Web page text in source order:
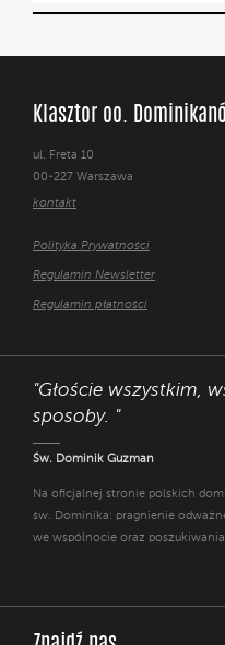
Klasztor oo.
ul. Freta 10
00-227 Warszawa
kontakt
Polityka Prywatności
Regulamin Newsletter
Regulamin płatności
"Głoście wszystkim,
sposoby. "
Św. Dominik Guzman
Na oficjalnej stronie polskich
św. Dominika: pragnienie
we wspólnocie oraz